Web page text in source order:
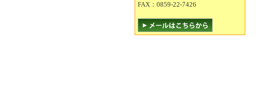
FAX：0859-22-7426